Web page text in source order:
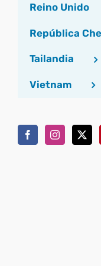
Reino Unido
República
Tailandia
Vietnam